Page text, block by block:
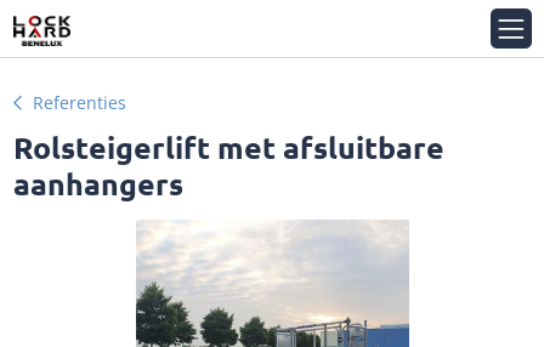
Referenties
Rolsteigerlift met afsluitbare
aanhangers